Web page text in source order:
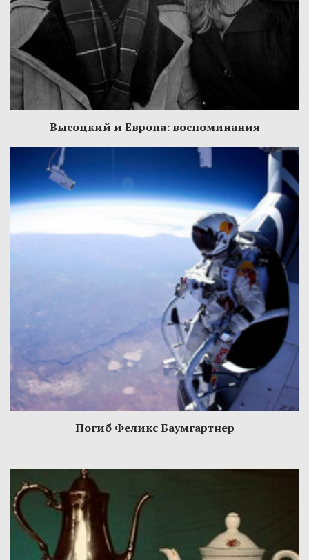
Высоцкий и Европа: воспоминания
Погиб Феликс Баумгартнер